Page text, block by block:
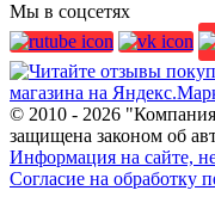
Мы в соцсетях
© 2010 - 2026
защищена законом об
Информация на сайте,
Согласие на обработку